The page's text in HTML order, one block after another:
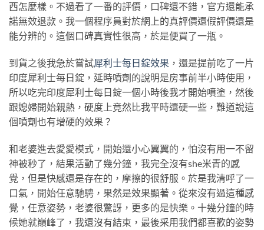
西怎麼樣。不過看了一番的評價，口碑還不錯，官方還能承
諾無效退款。我一個程序員對於網上的真評價還假評價還是
能分辨的。這個口碑真實性很高，於是便買了一瓶。
到貨之後我急於嘗試犀利士每日錠效果 ，還是提前吃了一片
印度犀利士每日錠，延時噴劑的說明是房事前半小時使用，
所以吃完印度犀利士每日錠一個小時後我才開始噴塗，然後
跟媳婦開始親熱，硬度上竟然比我平時還硬一些，難道說這
個噴劑也有增硬的效果？
和老婆進去愛愛模式，開始還小心翼翼的，怕沒有用一不留
神被秒了，結果活動了幾分鐘，我完全沒有she米青的感
覺，但是快感還是存在的，摩擦的很舒服。於是我清呼了一
口氣，開始任意馳騁，果然是效果顯著。從來沒有過這種感
覺，任意姿勢，老婆很驚訝，更多的是快樂。十幾分鐘的時
候她就巔峰了，我還沒有結束，最後采用我們都喜歡的姿勢